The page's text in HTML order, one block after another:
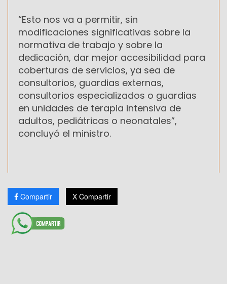
“Esto nos va a permitir, sin
modificaciones significativas sobre la
normativa de trabajo y sobre la
dedicación, dar mejor accesibilidad para
coberturas de servicios, ya sea de
consultorios, guardias externas,
consultorios especializados o guardias
en unidades de terapia intensiva de
adultos, pediátricas o neonatales”,
concluyó el ministro.
Compartir X Compartir